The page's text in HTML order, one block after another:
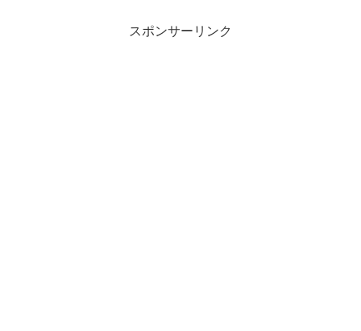
スポンサーリンク